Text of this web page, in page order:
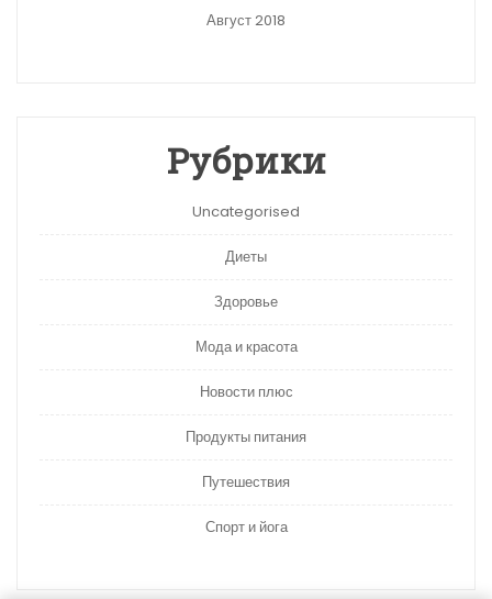
Август 2018
Рубрики
Uncategorised
Диеты
Здоровье
Мода и красота
Новости плюс
Продукты питания
Путешествия
Спорт и йога